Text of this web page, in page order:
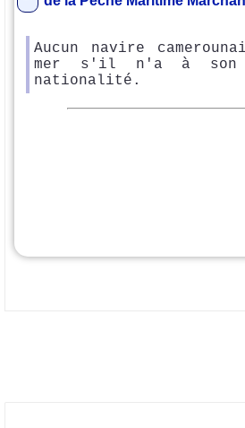
Aucun navire
mer s'il n'a à
nationalité.